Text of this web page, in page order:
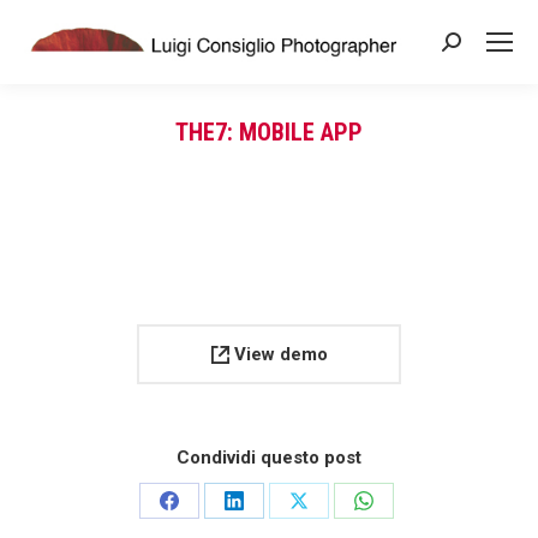
Search:
THE7: MOBILE APP
View demo
Condividi questo post
Share
Share
Share
Share